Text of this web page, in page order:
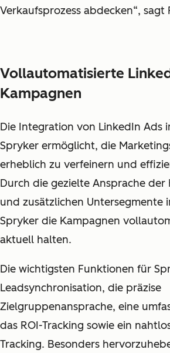
Verkaufsprozess abdecken“, sagt
Vollautomatisierte
Kampagnen
Die Integration von LinkedIn Ads
Spryker ermöglicht, die
erheblich zu verfeinern und
Durch die gezielte Ansprache
und zusätzlichen Untersegmente
Spryker die Kampagnen
aktuell halten.
Die wichtigsten Funktionen für
Leadsynchronisation, die präzise
Zielgruppenansprache, eine
das ROI-Tracking sowie ein
Tracking. Besonders